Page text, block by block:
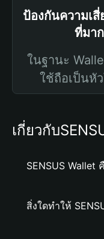
ป้องกันความเ
ที่มา
ในฐานะ
ใช้ถือเป็นหั
เกี่ยวกับ
SENSUS Wallet
สิ่งใดทำให้